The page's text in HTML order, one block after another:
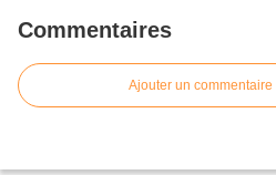
Commentaires
Ajouter un commentaire